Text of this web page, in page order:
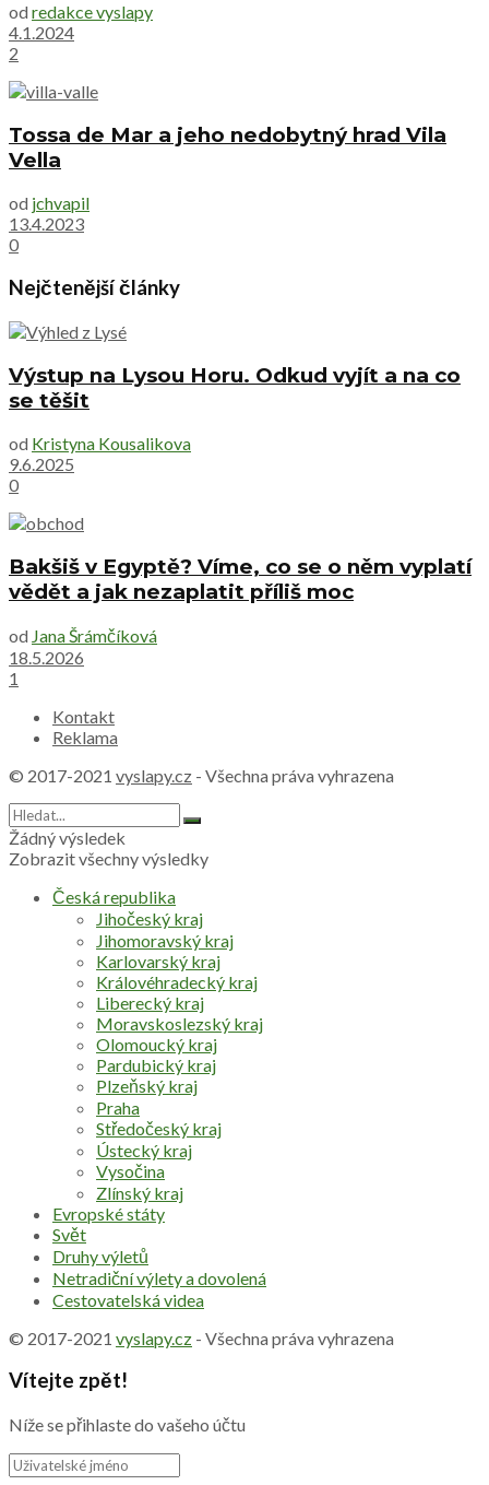
od redakce vyslapy
4.1.2024
2
Tossa de Mar a jeho nedobytný hrad Vila
Vella
od jchvapil
13.4.2023
0
Nejčtenější články
Výstup na Lysou Horu. Odkud vyjít a na co
se těšit
od Kristyna Kousalikova
9.6.2025
0
Bakšiš v Egyptě? Víme, co se o něm vyplatí
vědět a jak nezaplatit příliš moc
od Jana Šrámčíková
18.5.2026
1
Kontakt
Reklama
© 2017-2021 vyslapy.cz - Všechna práva vyhrazena
Žádný výsledek
Zobrazit všechny výsledky
Česká republika
Jihočeský kraj
Jihomoravský kraj
Karlovarský kraj
Královéhradecký kraj
Liberecký kraj
Moravskoslezský kraj
Olomoucký kraj
Pardubický kraj
Plzeňský kraj
Praha
Středočeský kraj
Ústecký kraj
Vysočina
Zlínský kraj
Evropské státy
Svět
Druhy výletů
Netradiční výlety a dovolená
Cestovatelská videa
© 2017-2021 vyslapy.cz - Všechna práva vyhrazena
Vítejte zpět!
Níže se přihlaste do vašeho účtu